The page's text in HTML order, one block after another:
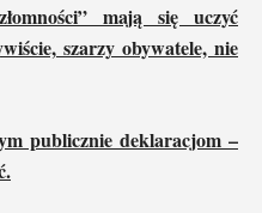
mają się uczyć
szarzy obywatele, nie
publicznie deklaracjom –